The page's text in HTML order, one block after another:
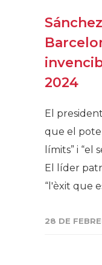
2024
El
que el
límits” i
El líder
“l'èxit que
28 DE